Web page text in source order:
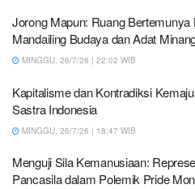
Jorong Mapun: Ruang Bertemunya
Mandailing Budaya dan Adat
MINGGU, 26/7/26 | 22:02 WIB
Kapitalisme dan Kontradiksi
Sastra Indonesia
MINGGU, 26/7/26 | 18:47 WIB
Menguji Sila Kemanusiaan:
Pancasila dalam Polemik Pride